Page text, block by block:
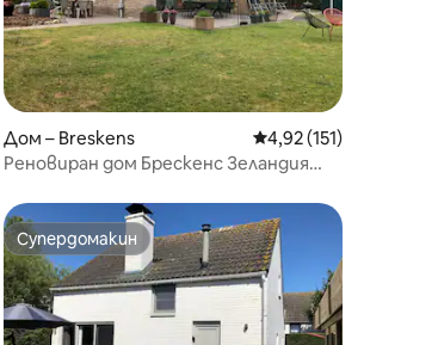
4,94 от 5, 134 отзива
Дом – Breskens Средна оценка: 4,92
4,92 (151)
Реновиран дом Брескенс Зеландия
Супердомакин
Супердомакин